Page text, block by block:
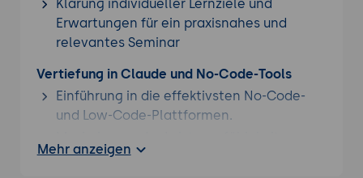
Klärung individueller Lernziele und
Erwartungen für ein praxisnahes und
relevantes Seminar
Vertiefung in Claude und No-Code-Tools
Einführung in die effektivsten No-Code-
und Low-Code-Plattformen.
Claude für geschäftliche Anforderungen.
Mehr anzeigen